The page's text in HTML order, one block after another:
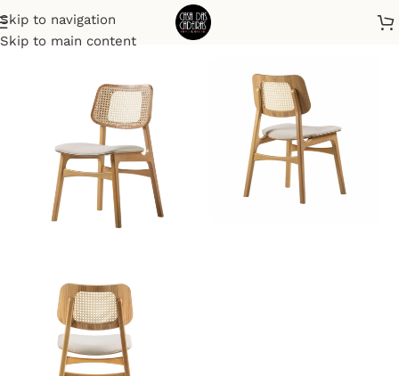
Skip to navigation
Skip to main content
Início Cadeiras